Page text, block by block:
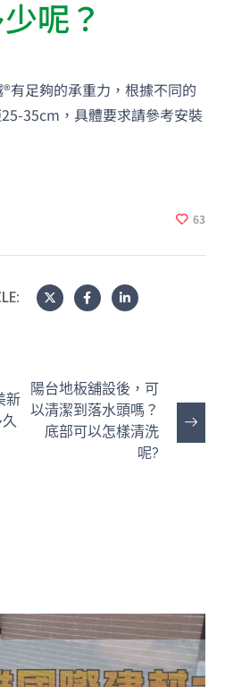
呢？
有足夠的承重力，根據不同的
35cm，具體要求請參考安裝
63
新
陽台地板舖設後，可
以清潔到落水頭嗎？
底部可以怎樣清洗
呢?